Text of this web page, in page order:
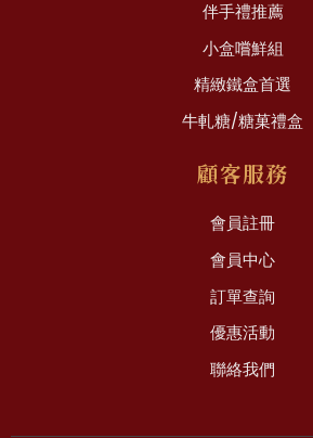
伴手禮推薦
小盒嚐鮮組
精緻鐵盒首選
牛軋糖/糖菓禮盒
顧客服務
會員註冊
會員中心
訂單查詢
優惠活動
聯絡我們